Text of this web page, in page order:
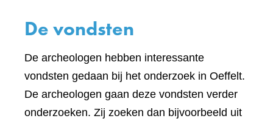
De vondsten
De archeologen hebben interessante
vondsten gedaan bij het onderzoek in Oeffelt.
De archeologen gaan deze vondsten verder
onderzoeken. Zij zoeken dan bijvoorbeeld uit